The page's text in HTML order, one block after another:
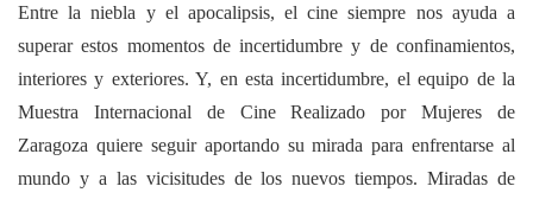
Entre la niebla y el apocalipsis, el cine siempre nos ayuda a
superar estos momentos de incertidumbre y de confinamientos,
interiores y exteriores. Y, en esta incertidumbre, el equipo de la
Muestra Internacional de Cine Realizado por Mujeres de
Zaragoza quiere seguir aportando su mirada para enfrentarse al
mundo y a las vicisitudes de los nuevos tiempos. Miradas de